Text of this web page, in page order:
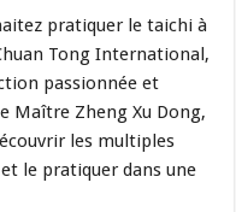
pratiquer le taichi à
Tong International,
passionnée et
Maître Zheng Xu Dong,
les multiples
le pratiquer dans une